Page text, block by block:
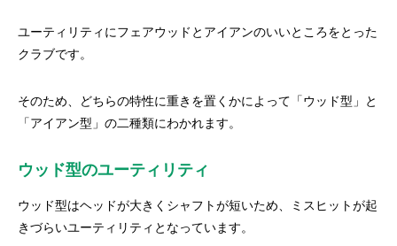
ユーティリティにフェアウッドとアイアンのいいところをとった
クラブです。
そのため、どちらの特性に重きを置くかによって「ウッド型」と
「アイアン型」の二種類にわかれます。
ウッド型のユーティリティ
ウッド型はヘッドが大きくシャフトが短いため、ミスヒットが起
きづらいユーティリティとなっています。